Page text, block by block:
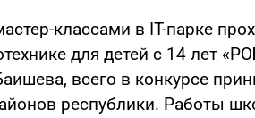
классами в IT-парке
для детей с 14 лет
всего в конкурсе
республики. Работы